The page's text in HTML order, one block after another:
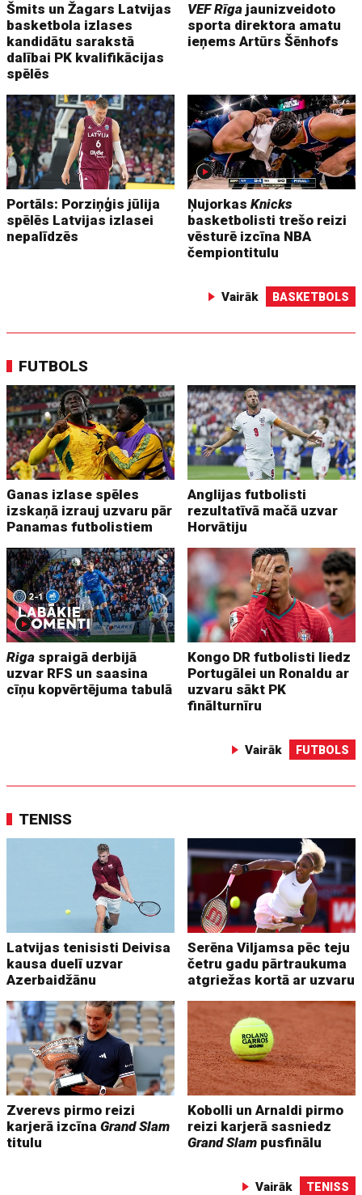
Šmits un Žagars Latvijas
basketbola izlases
kandidātu sarakstā
dalībai PK kvalifikācijas
spēlēs
VEF Rīga jaunizveidoto
sporta direktora amatu
ieņems Artūrs Šēnhofs
Portāls: Porziņģis jūlija
spēlēs Latvijas izlasei
nepalīdzēs
ŅujorkasKnicks
basketbolisti trešo reizi
vēsturē izcīna NBA
čempiontitulu
Vairāk BASKETBOLS
FUTBOLS
Ganas izlase spēles
izskaņā izrauj uzvaru pār
Panamas futbolistiem
Anglijas futbolisti
rezultatīvā mačā uzvar
Horvātiju
Riga spraigā derbijā
uzvar RFS un saasina
cīņu kopvērtējuma tabulā
Kongo DR futbolisti liedz
Portugālei un Ronaldu ar
uzvaru sākt PK
finālturnīru
Vairāk FUTBOLS
TENISS
Latvijas tenisisti Deivisa
kausa duelī uzvar
Azerbaidžānu
Serēna Viljamsa pēc teju
četru gadu pārtraukuma
atgriežas kortā ar uzvaru
Zverevs pirmo reizi
karjerā izcīnaGrand Slam
titulu
Kobolli un Arnaldi pirmo
reizi karjerā sasniedz
Grand Slam pusfinālu
Vairāk TENISS